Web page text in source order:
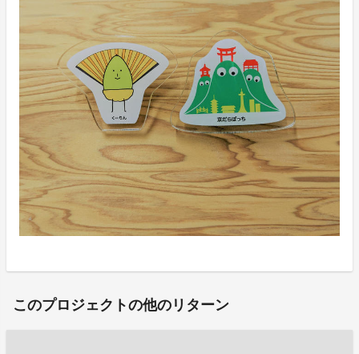
このプロジェクトの他のリターン